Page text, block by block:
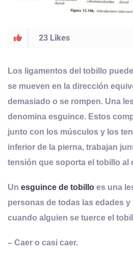
23 Likes
Los ligamentos del tobillo
se mueven en la dirección
demasiado o se rompen. Una
denomina esguince. Estos
junto con los músculos y los
inferior de la pierna, trabajan
tensión que soporta el tobillo al
Un esguince de tobillo es una
personas de todas las edades y
cuando alguien se tuerce el
– Caer o casi caer.